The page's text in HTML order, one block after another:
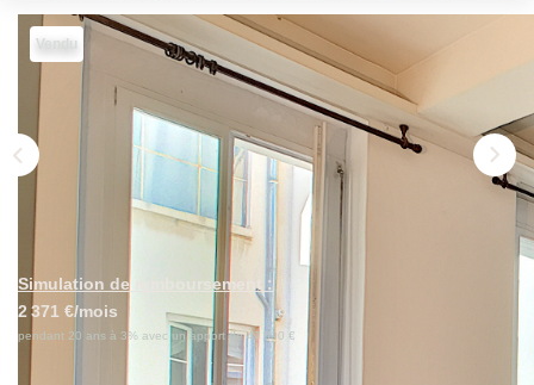
NOTRE AGENCE
Qui Sommes-Nous
Nos Actualités
Avis Clients
CONTACT
Vendu
Simulation de remboursement :
2 371 €/mois
pendant 20 ans à 3% avec un apport de 47 500 €